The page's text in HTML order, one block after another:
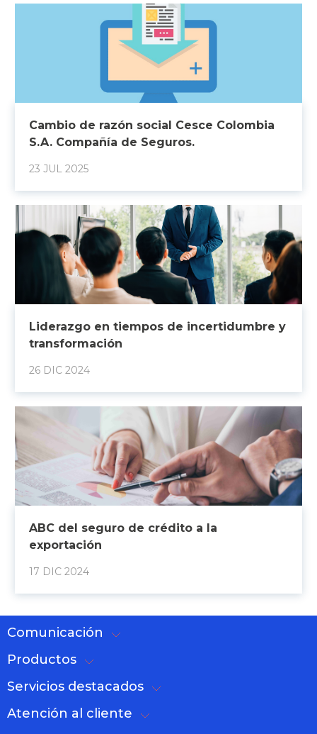
Cambio de razón social Cesce Colombia
S.A. Compañía de Seguros.
23 JUL 2025
Liderazgo en tiempos de incertidumbre y
transformación
26 DIC 2024
ABC del seguro de crédito a la
exportación
17 DIC 2024
Comunicación
Productos
Servicios destacados
Atención al cliente